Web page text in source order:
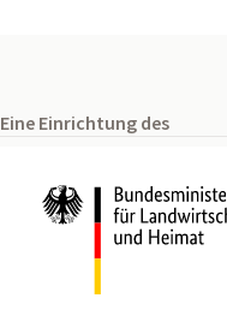
Eine Einrichtung des